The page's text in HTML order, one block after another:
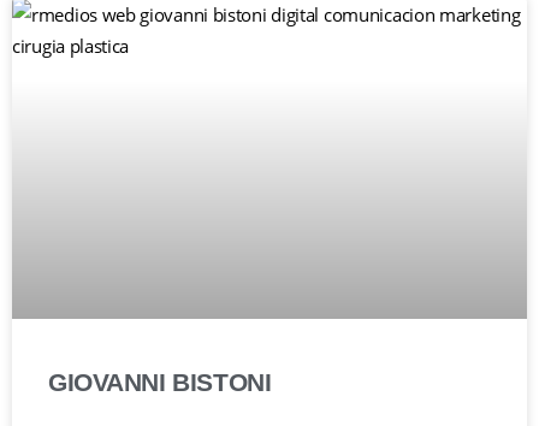
GIOVANNI BISTONI